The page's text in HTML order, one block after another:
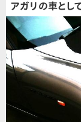
アガリの車とし